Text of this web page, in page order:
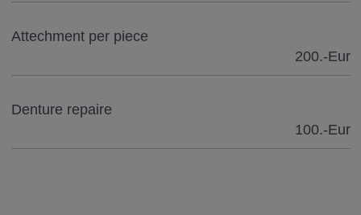
Attechment per piece
200.-Eur
Denture repaire
100.-Eur